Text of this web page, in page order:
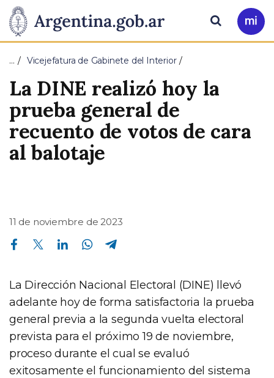
Presidencia
de
la
Nación
Pasar al contenido principal
Ir
a
Buscar
… Vicejefatura de Gabinete del Interior
La DINE realizó hoy la
prueba general de
recuento de votos de cara
al balotaje
11 de noviembre de 2023
Compartir en Facebook Compartir en Twitter Compartir en Linkedin Compartir en Whatsapp
La Dirección Nacional Electoral (DINE) llevó
adelante hoy de forma satisfactoria la prueba
general previa a la segunda vuelta electoral
prevista para el próximo 19 de noviembre,
proceso durante el cual se evaluó
exitosamente el funcionamiento del sistema